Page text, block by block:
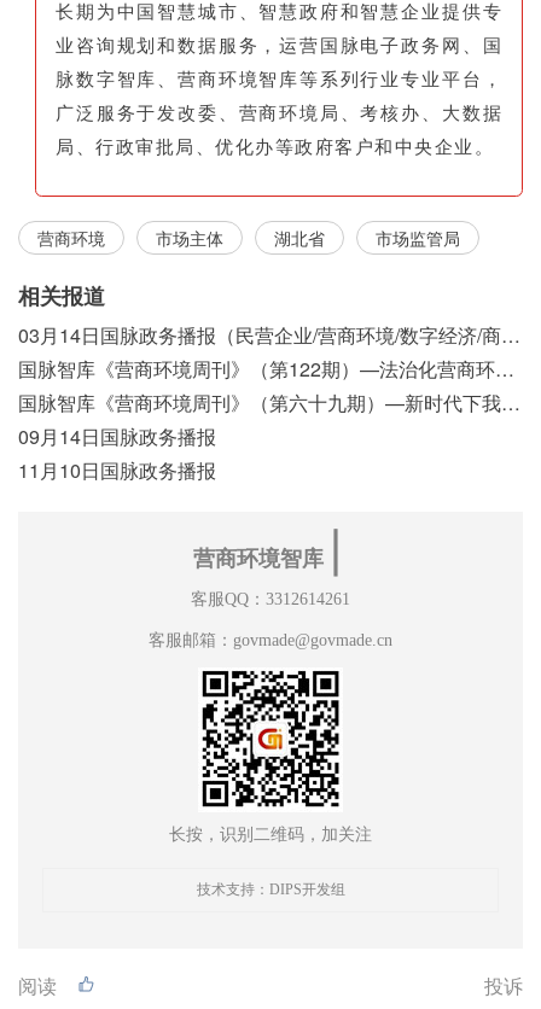
长期为中国智慧城市、智慧政府和智慧企业提供专
业咨询规划和数据服务，运营国脉电子政务网、国
脉数字智库、营商环境智库等系列行业专业平台，
广泛服务于发改委、营商环境局、考核办、大数据
局、行政审批局、优化办等政府客户和中央企业。
营商环境 市场主体 湖北省 市场监管局
相关报道
03月14日国脉政务播报（民营企业/营商环境/数字经济/商事制度改革）
国脉智库《营商环境周刊》（第122期）—法治化营商环境视域下我国行政执法公示制度浅析
国脉智库《营商环境周刊》（第六十九期）—新时代下我国营商环境标准体系构建初探
09月14日国脉政务播报
11月10日国脉政务播报
营商环境智库
客服QQ：3312614261
客服邮箱：govmade@govmade.cn
长按，识别二维码，加关注
技术支持：DIPS开发组
阅读 投诉